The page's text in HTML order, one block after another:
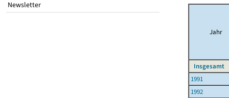
Newsletter
Jahr
Insgesamt
1991
1992